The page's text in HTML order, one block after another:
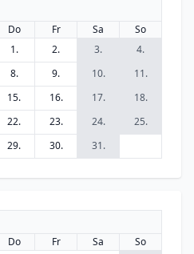
Do Fr Sa
So
1.
2. 3.
4.
8. 9. 10.
11.
15. 16. 17.
18.
22. 23. 24.
25.
29. 30. 31.
Do Fr Sa
So